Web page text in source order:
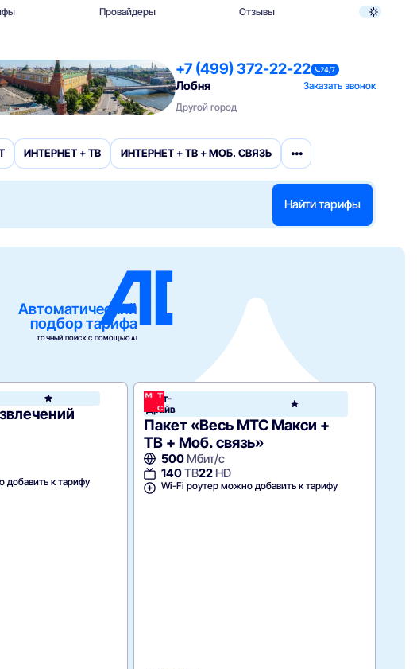
Провайдеры Отзывы
+7 (499) 372-22-22 24/7
Лобня
Заказать звонок
Другой город
ИНТЕРНЕТ + ТВ ИНТЕРНЕТ + ТВ + МОБ. СВЯЗЬ •••
Найти тарифы
Автоматический
подбор тарифа
ТОЧНЫЙ ПОИСК С ПОМОЩЬЮ AI
РосТелеком
к тарифу
Тест-
Драйв
Пакет «Весь МТС Макси +
ТВ + Моб. связь»
500 Мбит/с
140ТВ22 HD
Wi-Fi роутер можно добавить к тарифу